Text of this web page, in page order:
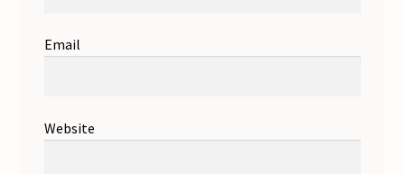
Email
Website